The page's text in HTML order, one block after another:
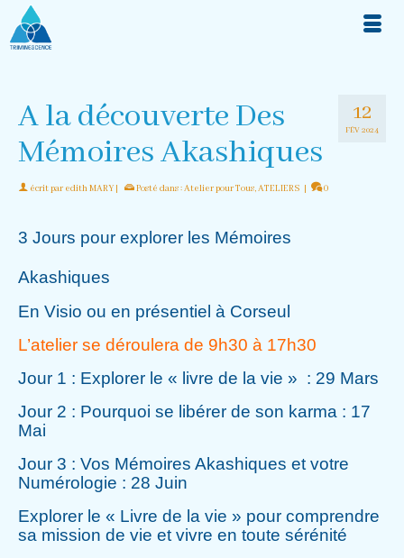
12
FÉV 2024
A la découverte Des
Mémoires Akashiques
écrit par edith MARY | Posté dans :Atelier pour Tous,ATELIERS | 0
3 Jours pour explorer les Mémoires
Akashiques
En Visio ou en présentiel à Corseul
L’atelier se déroulera de 9h30 à 17h30
Jour 1 : Explorer le « livre de la vie » : 29 Mars
Jour 2 : Pourquoi se libérer de son karma : 17
Mai
Jour 3 : Vos Mémoires Akashiques et votre
Numérologie : 28 Juin
Explorer le « Livre de la vie » pour comprendre
sa mission de vie et vivre en toute sérénité